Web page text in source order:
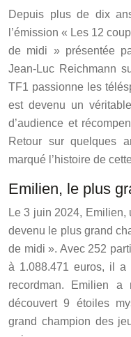
Depuis plus de dix
l’émission « Les 12
de midi » présentée
Jean-Luc Reichmann
TF1 passionne les
est devenu un
d’audience et
Retour sur quelques
marqué l’histoire de
Emilien, le plus
Le 3 juin 2024, Emilien,
devenu le plus grand
de midi ». Avec 252
à 1.088.471 euros, il a
recordman. Emilien
découvert 9 étoiles
grand champion des